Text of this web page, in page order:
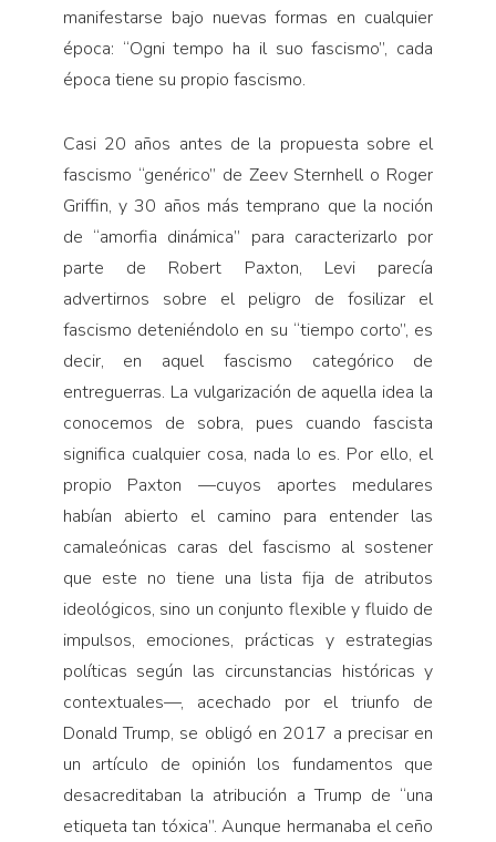
manifestarse bajo nuevas formas en cualquier
época: “Ogni tempo ha il suo fascismo”, cada
época tiene su propio fascismo.
Casi 20 años antes de la propuesta sobre el
fascismo “genérico” de Zeev Sternhell o Roger
Griffin, y 30 años más temprano que la noción
de “amorfia dinámica” para caracterizarlo por
parte de Robert Paxton, Levi parecía
advertirnos sobre el peligro de fosilizar el
fascismo deteniéndolo en su “tiempo corto”, es
decir, en aquel fascismo categórico de
entreguerras. La vulgarización de aquella idea la
conocemos de sobra, pues cuando fascista
significa cualquier cosa, nada lo es. Por ello, el
propio Paxton —cuyos aportes medulares
habían abierto el camino para entender las
camaleónicas caras del fascismo al sostener
que este no tiene una lista fija de atributos
ideológicos, sino un conjunto flexible y fluido de
impulsos, emociones, prácticas y estrategias
políticas según las circunstancias históricas y
contextuales—, acechado por el triunfo de
Donald Trump, se obligó en 2017 a precisar en
un artículo de opinión los fundamentos que
desacreditaban la atribución a Trump de “una
etiqueta tan tóxica”. Aunque hermanaba el ceño